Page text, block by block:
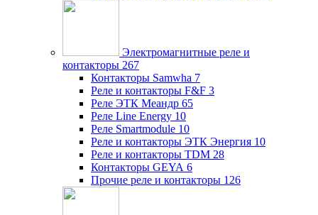
Электромагнитные реле и
контакторы 267
Контакторы Samwha 7
Реле и контакторы F&F 3
Реле ЭТК Меандр 65
Реле Line Energy 10
Реле Smartmodule 10
Реле и контакторы ЭТК Энергия 10
Реле и контакторы TDM 28
Контакторы GEYA 6
Прочие реле и контакторы 126